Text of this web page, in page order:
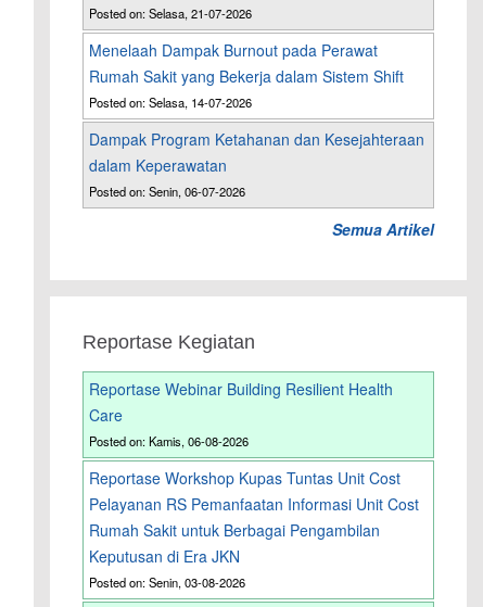
Posted on: Selasa, 21-07-2026
Menelaah Dampak Burnout pada Perawat
Rumah Sakit yang Bekerja dalam Sistem Shift
Posted on: Selasa, 14-07-2026
Dampak Program Ketahanan dan Kesejahteraan
dalam Keperawatan
Posted on: Senin, 06-07-2026
Semua Artikel
Reportase Kegiatan
Reportase Webinar Building Resilient Health
Care
Posted on: Kamis, 06-08-2026
Reportase Workshop Kupas Tuntas Unit Cost
Pelayanan RS Pemanfaatan Informasi Unit Cost
Rumah Sakit untuk Berbagai Pengambilan
Keputusan di Era JKN
Posted on: Senin, 03-08-2026